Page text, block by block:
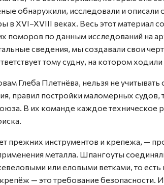
обнаружили, исследовали и
в XVI–XVIII веках. Весь этот материал
поморов по данным исследований на
сведения, мы создавали свои
тому судну, на котором
Глеба Плетнёва, нельзя не
правил постройки маломерных судов,
В их команде каждое техническое
прежних инструментов и крепежа, —
металла. Шпангоуты
или еловыми ветками, то
— это требование безопасности.